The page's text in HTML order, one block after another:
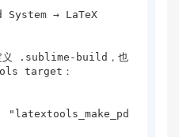
target：